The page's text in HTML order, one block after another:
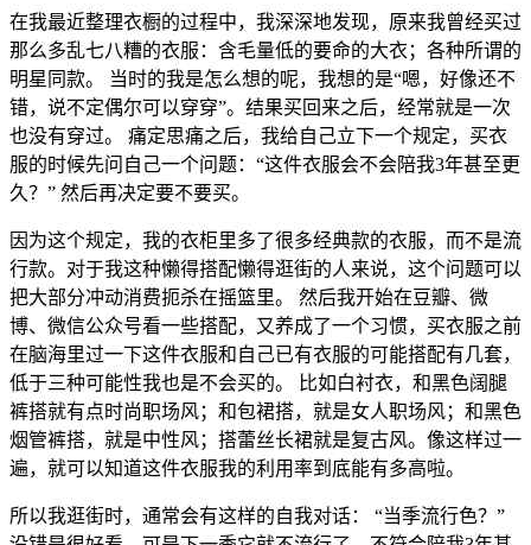
在我最近整理衣橱的过程中，我深深地发现，原来我曾经买过
那么多乱七八糟的衣服：含毛量低的要命的大衣；各种所谓的
明星同款。 当时的我是怎么想的呢，我想的是“嗯，好像还不
错，说不定偶尔可以穿穿”。结果买回来之后，经常就是一次
也没有穿过。 痛定思痛之后，我给自己立下一个规定，买衣
服的时候先问自己一个问题：“这件衣服会不会陪我3年甚至更
久？” 然后再决定要不要买。
因为这个规定，我的衣柜里多了很多经典款的衣服，而不是流
行款。对于我这种懒得搭配懒得逛街的人来说，这个问题可以
把大部分冲动消费扼杀在摇篮里。 然后我开始在豆瓣、微
博、微信公众号看一些搭配，又养成了一个习惯，买衣服之前
在脑海里过一下这件衣服和自己已有衣服的可能搭配有几套，
低于三种可能性我也是不会买的。 比如白衬衣，和黑色阔腿
裤搭就有点时尚职场风；和包裙搭，就是女人职场风；和黑色
烟管裤搭，就是中性风；搭蕾丝长裙就是复古风。像这样过一
遍，就可以知道这件衣服我的利用率到底能有多高啦。
所以我逛街时，通常会有这样的自我对话： “当季流行色？”